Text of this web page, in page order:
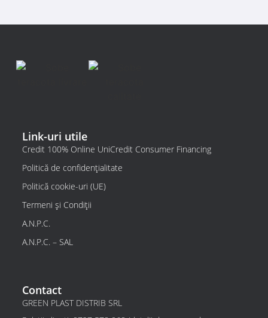
Link-uri utile
Credit 100% Online UniCredit Consumer Financing
Politică de confidențialitate
Politică cookie-uri (UE)
Termeni și Condiții
A.N.P.C.
A.N.P.C. – SAL
Contact
GREEN PLAST DISTRIB SRL